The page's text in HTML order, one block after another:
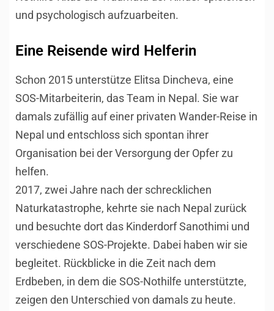
und psychologisch aufzuarbeiten.
Eine Reisende wird Helferin
Schon 2015 unterstütze Elitsa Dincheva, eine
SOS-Mitarbeiterin, das Team in Nepal. Sie war
damals zufällig auf einer privaten Wander-Reise in
Nepal und entschloss sich spontan ihrer
Organisation bei der Versorgung der Opfer zu
helfen.
2017, zwei Jahre nach der schrecklichen
Naturkatastrophe, kehrte sie nach Nepal zurück
und besuchte dort das Kinderdorf Sanothimi und
verschiedene SOS-Projekte. Dabei haben wir sie
begleitet. Rückblicke in die Zeit nach dem
Erdbeben, in dem die SOS-Nothilfe unterstützte,
zeigen den Unterschied von damals zu heute.